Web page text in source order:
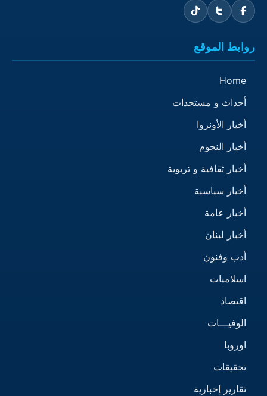
روابط الموقع
Home
أحداث و مستجدات
أخبار الأونروا
أخبار النجوم
أخبار ثقافية و تربوية
أخبار سياسية
أخبار عامة
أخبار لبنان
أدب وفنون
اسلاميات
اقتصاد
الوفيـــات
اوروبا
تحقيقات
تقارير إخبارية